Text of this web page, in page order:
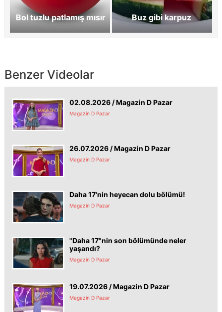
Bol tuzlu patlamış mısır Buz gibi karpuz
Benzer Videolar
02.08.2026 / Magazin D Pazar
Magazin D Pazar
26.07.2026 / Magazin D Pazar
Magazin D Pazar
Daha 17'nin heyecan dolu bölümü!
Magazin D Pazar
"Daha 17"nin son bölümünde neler
yaşandı?
Magazin D Pazar
19.07.2026 / Magazin D Pazar
Magazin D Pazar